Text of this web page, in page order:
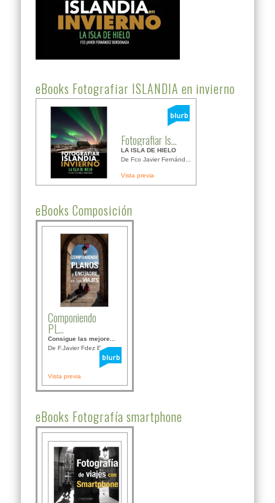
eBooks Fotografiar ISLANDIA en invierno
Fotografiar Is...
LA ISLA DE HIELO
De Fco Javier Fernánd...
Vista previa
eBooks Composición
Componiendo
PL...
Consigue las mejore...
De F.Javier Fdez Bor...
Vista previa
eBooks Fotografía smartphone